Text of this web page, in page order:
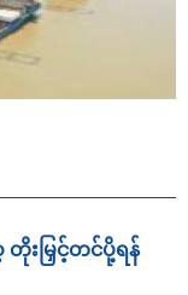
းမြှင့်တင်ပို့ရန်